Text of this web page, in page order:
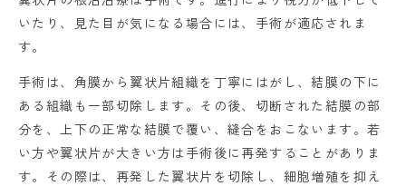
いたり、見た目が気になる場合には、手術が適応されま
す。
手術は、角膜から翼状片組織を丁寧にはがし、結膜の下に
ある組織も一部切除します。その後、切断された結膜の部
分を、上下の正常な結膜で覆い、縫合をおこないます。若
い方や翼状片が大きい方は手術後に再発することがありま
す。その際は、再発した翼状片を切除し、細胞増殖を抑え